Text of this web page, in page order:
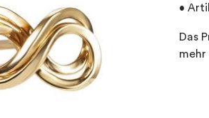
•
Das
mehr